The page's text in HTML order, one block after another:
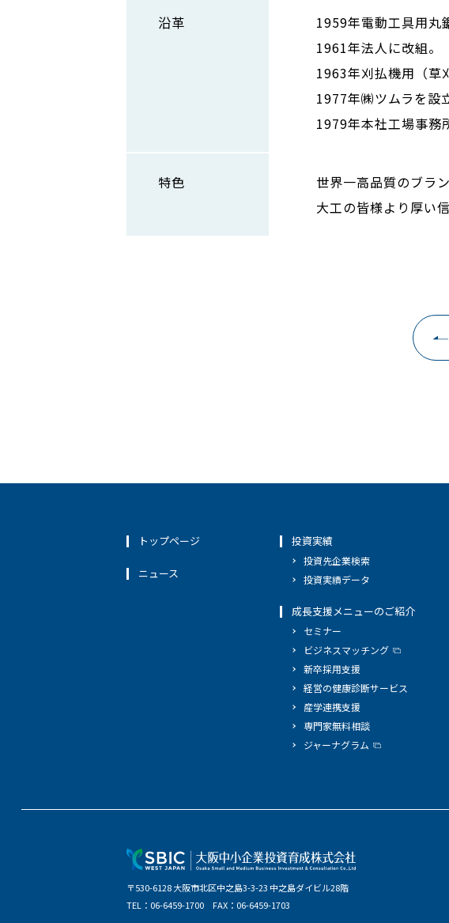
沿革
1959年電動工具用丸
1961年法人に改組。
1963年刈払機用（草
1977年㈱ツムラを設
1979年本社工場事務
特色
世界一高品質のブラ
大工の皆様より厚い
トップページ
ニュース
投資実績
投資先企業検索
投資実績データ
成長支援メニューのご紹介
セミナー
ビジネスマッチング
新卒採用支援
経営の健康診断サービス
産学連携支援
専門家無料相談
ジャーナグラム
〒530-6128 大阪市北区中之島3-3-23 中之島ダイビル28階
TEL：06-6459-1700 FAX：06-6459-1703